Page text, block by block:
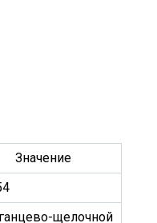
Значение
щелочной